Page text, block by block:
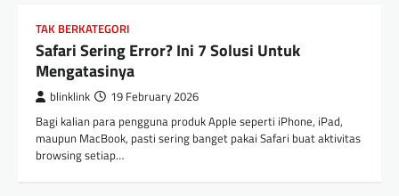
TAK BERKATEGORI
Safari Sering Error? Ini 7 Solusi Untuk
Mengatasinya
blinklink 19 February 2026
Bagi kalian para pengguna produk Apple seperti iPhone, iPad,
maupun MacBook, pasti sering banget pakai Safari buat aktivitas
browsing setiap…